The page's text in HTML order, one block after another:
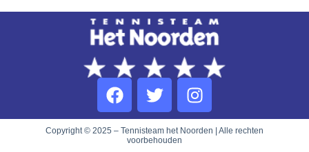
Copyright © 2025 – Tennisteam het Noorden | Alle rechten
voorbehouden